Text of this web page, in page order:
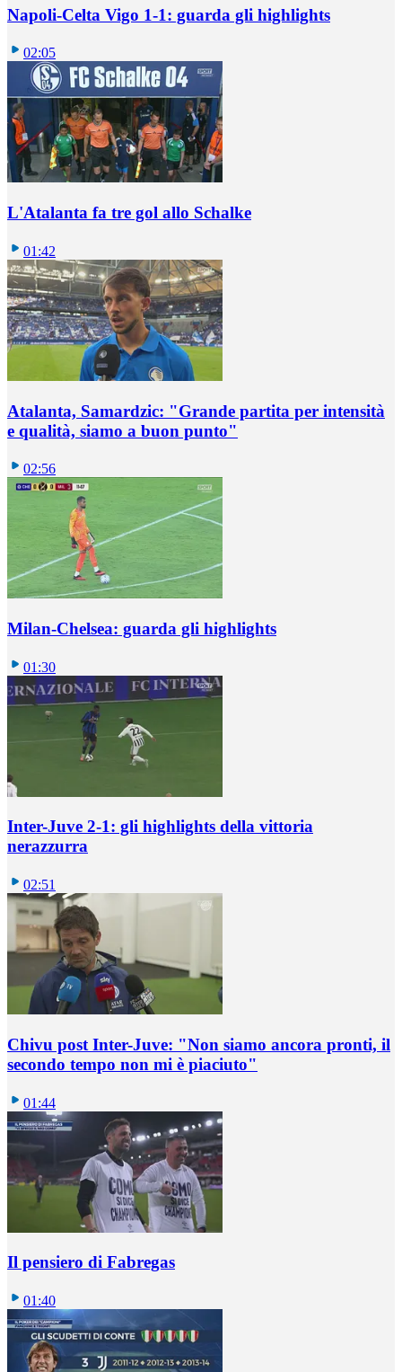
Napoli-Celta Vigo 1-1: guarda gli highlights
02:05
L'Atalanta fa tre gol allo Schalke
01:42
Atalanta, Samardzic: "Grande partita per intensità
e qualità, siamo a buon punto"
02:56
Milan-Chelsea: guarda gli highlights
01:30
Inter-Juve 2-1: gli highlights della vittoria
nerazzurra
02:51
Chivu post Inter-Juve: "Non siamo ancora pronti, il
secondo tempo non mi è piaciuto"
01:44
Il pensiero di Fabregas
01:40